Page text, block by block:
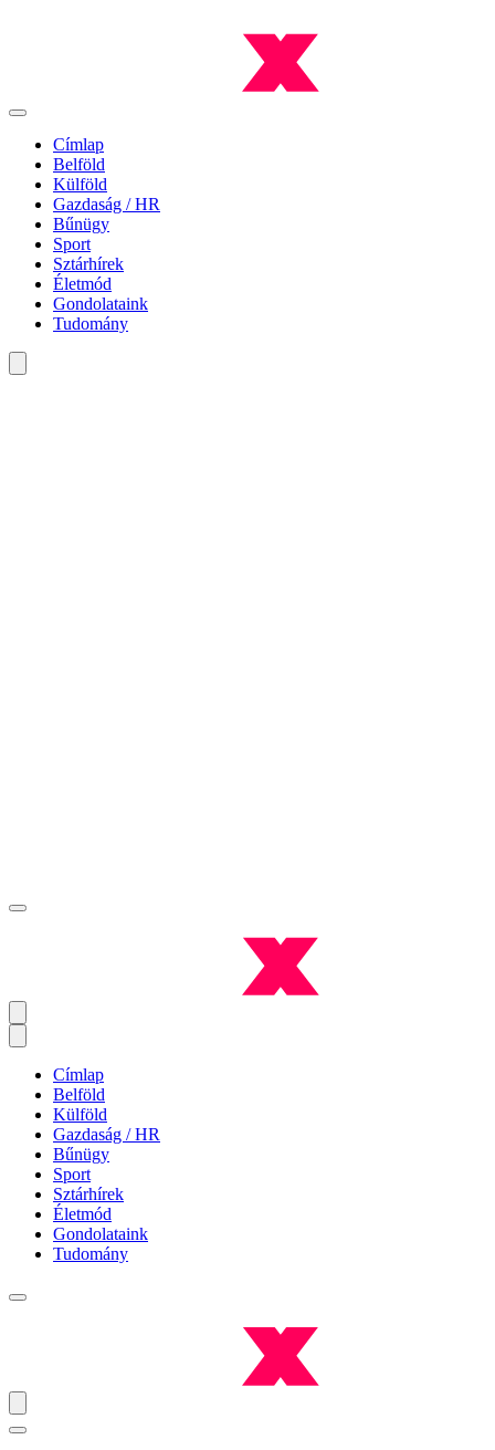
Címlap
Belföld
Külföld
Gazdaság / HR
Bűnügy
Sport
Sztárhírek
Életmód
Gondolataink
Tudomány
Címlap
Belföld
Külföld
Gazdaság / HR
Bűnügy
Sport
Sztárhírek
Életmód
Gondolataink
Tudomány